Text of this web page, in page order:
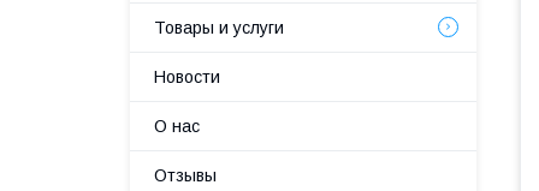
Товары и услуги
Новости
О нас
Отзывы